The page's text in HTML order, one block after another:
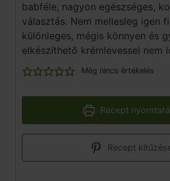
babféle, nagyon egészséges,
választás. Nem mellesleg igen
különleges, mégis könnyen és
elkészíthető krémlevessel nem
Még nincs értékelés
Recept
Recept